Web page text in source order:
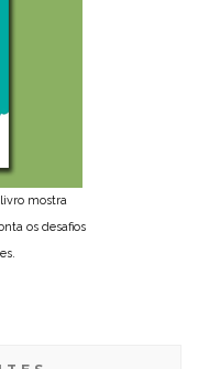
mostra
os desafios